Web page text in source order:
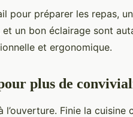
pour préparer les repas,
un bon éclairage sont
et ergonomique.
plus de
Finie la cuisine